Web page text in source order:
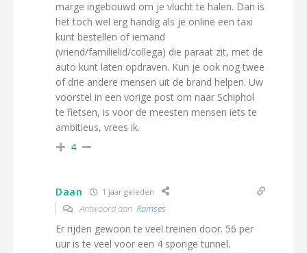
marge ingebouwd om je vlucht te halen. Dan is
het toch wel erg handig als je online een taxi
kunt bestellen of iemand
(vriend/familielid/collega) die paraat zit, met de
auto kunt laten opdraven. Kun je ook nog twee
of drie andere mensen uit de brand helpen. Uw
voorstel in een vorige post om naar Schiphol
te fietsen, is voor de meesten mensen iets te
ambitieus, vrees ik.
4
Daan 1 jaar geleden
Antwoord aan Ramses
Er rijden gewoon te veel treinen door. 56 per
uur is te veel voor een 4 sporige tunnel.